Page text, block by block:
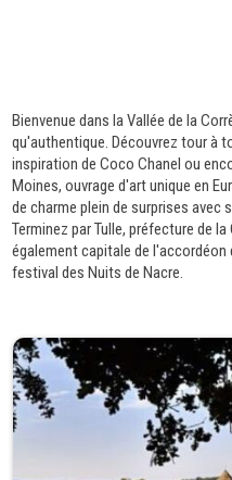
Bienvenue dans la Vallée de la
qu'authentique. Découvrez tour à
inspiration de Coco Chanel ou
Moines, ouvrage d'art unique en
de charme plein de surprises
Terminez par Tulle, préfecture de
également capitale de
festival des Nuits de Nacre.